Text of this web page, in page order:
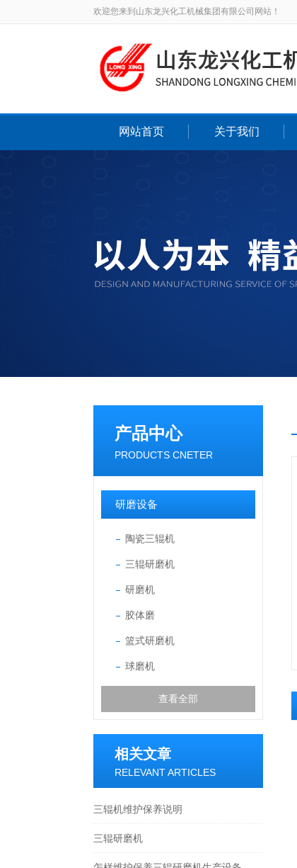
欢迎您来到山东龙兴化工机械集团有限公司网站！
网站首页 关于我们
产品中心
PRODUCTS CNETER
研磨设备
陶瓷三辊机
三辊研磨机
研磨机
胶体磨
篮式研磨机
球磨机
查看全部
相关文章
RELEVANT ARTICLES
三辊机维护保养说明
三辊研磨机